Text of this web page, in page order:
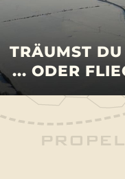
TRÄUMST
... ODER